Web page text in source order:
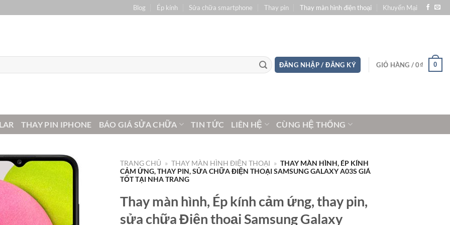
Blog Ép kính Sửa chữa smartphone Thay pin Thay màn hình điện thoại Khuyến Mại
ĐĂNG NHẬP / ĐĂNG KÝ GIỎ HÀNG /0₫ 0
THAY PIN IPHONE BÁO GIÁ SỬA CHỮA TIN TỨC LIÊN HỆ CÙNG HỆ THỐNG
TRANG CHỦ » THAY MÀN HÌNH ĐIỆN THOẠI » THAY MÀN HÌNH, ÉP KÍNH
CẢM ỨNG, THAY PIN, SỬA CHỮA ĐIỆN THOẠI SAMSUNG GALAXY A03S GIÁ
TỐT TẠI NHA TRANG
Thay màn hình, Ép kính cảm ứng, thay pin,
sửa chữa Điện thoại Samsung Galaxy